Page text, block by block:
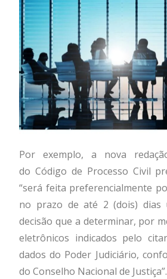
Por exemplo, a nova
do Código de Processo Civil
“será feita preferencialmente
no prazo de até 2 (dois) dias
decisão que a determinar, por
eletrônicos indicados pelo
dados do Poder Judiciário,
do Conselho Nacional de Justiça”.